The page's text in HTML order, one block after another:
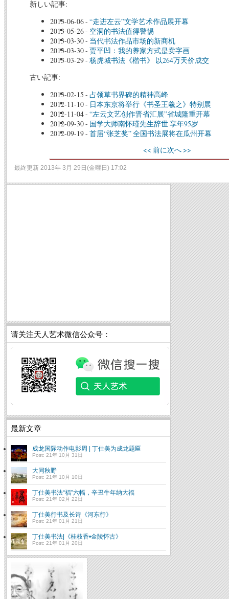
新しい記事:
2013-06-06- “走进左云”文学艺术作品展开幕
2013-05-26- 空洞的书法值得警惕
2013-03-30- 当代书法作品市场的新商机
2013-03-30- 贾平凹：我的养家方式是卖字画
2013-03-29- 杨虎城书法《楷书》 以264万天价成交
古い記事:
2013-02-15 - 占领草书界碑的精神高峰
2012-11-10- 日本东京将举行《书圣王羲之》特别展
2012-11-04- “左云文艺创作晋省汇展”省城隆重开幕
2012-09-30- 国学大师南怀瑾先生辞世 享年95岁
2012-09-19- 首届“张芝奖” 全国书法展将在瓜州开幕
<< 前に次へ >>
最終更新 2013年 3月 29日(金曜日) 17:02
请关注天人艺术微信公众号：
最新文章
成龙国际动作电影周 | 丁仕美为成龙题匾
Post: 21年 10月 31日
大同秋野
Post: 21年 10月 10日
丁仕美书法“福”六幅，辛丑牛年纳大福
Post: 21年 02月 22日
丁仕美行书及长诗《河东行》
Post: 21年 01月 21日
丁仕美书法|《桂枝香•金陵怀古》
Post: 21年 01月 20日